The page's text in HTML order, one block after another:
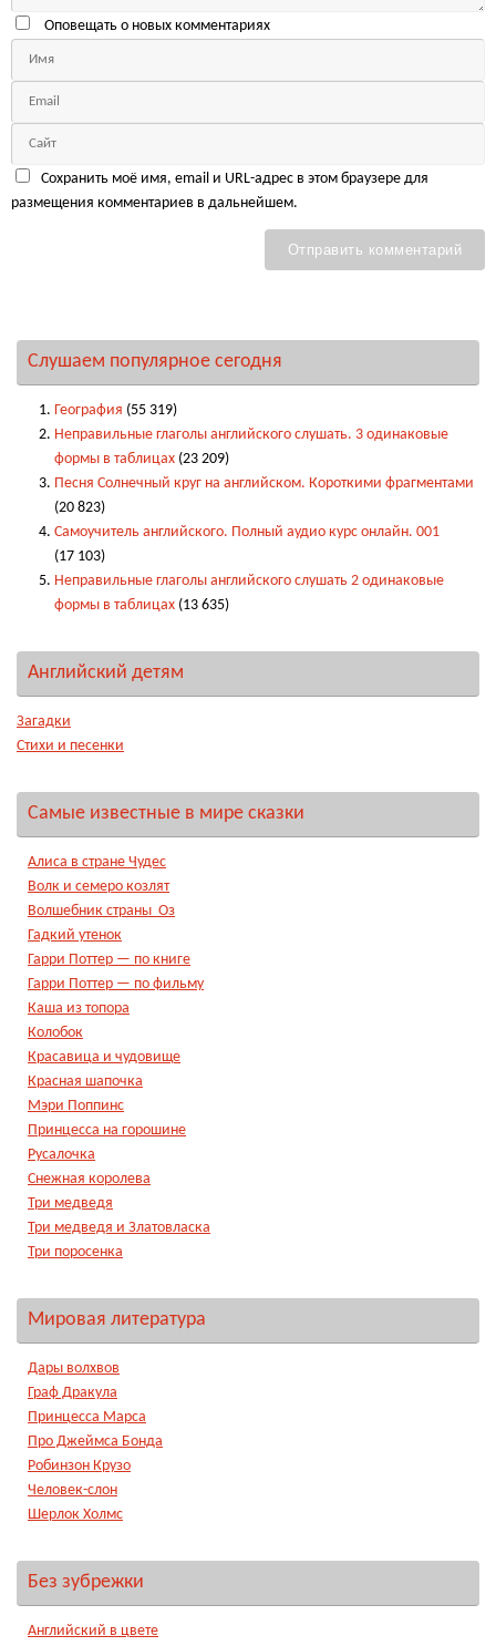
Оповещать о новых комментариях
Сохранить моё имя, email и URL-адрес в этом браузере для
размещения комментариев в дальнейшем.
Слушаем популярное сегодня
География (55 319)
Неправильные глаголы английского слушать. 3 одинаковые
формы в таблицах (23 209)
Песня Солнечный круг на английском. Короткими фрагментами
(20 823)
Самоучитель английского. Полный аудио курс онлайн. 001
(17 103)
Неправильные глаголы английского слушать 2 одинаковые
формы в таблицах (13 635)
Английский детям
Загадки
Стихи и песенки
Самые известные в мире сказки
Алиса в стране Чудес
Волк и семеро козлят
Волшебник страны Оз
Гадкий утенок
Гарри Поттер — по книге
Гарри Поттер — по фильму
Каша из топора
Колобок
Красавица и чудовище
Красная шапочка
Мэри Поппинс
Принцесса на горошине
Русалочка
Снежная королева
Три медведя
Три медведя и Златовласка
Три поросенка
Мировая литература
Дары волхвов
Граф Дракула
Принцесса Марса
Про Джеймса Бонда
Робинзон Крузо
Человек-слон
Шерлок Холмс
Без зубрежки
Английский в цвете